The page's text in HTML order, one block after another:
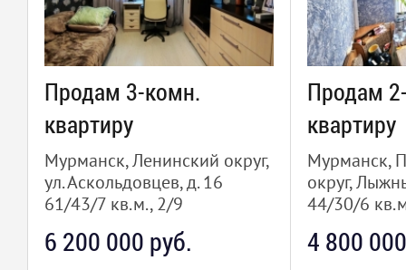
Продам 3-комн.
квартиру
Мурманск, Ленинский округ,
ул. Аскольдовцев, д. 16
61/43/7 кв.м., 2/9
6 200 000 руб.
Продам
квартиру
Мурманск,
округ,
44/30/6
4 800